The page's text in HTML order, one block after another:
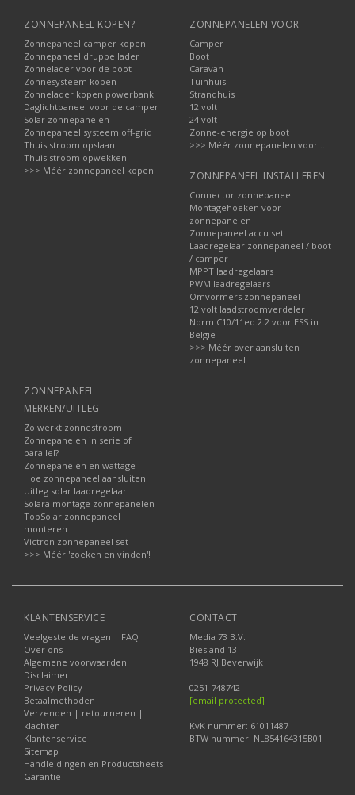
ZONNEPANEEL KOPEN?
Zonnepaneel camper kopen
Zonnepaneel druppellader
Zonnelader voor de boot
Zonnesysteem kopen
Zonnelader kopen powerbank
Daglichtpaneel voor de camper
Solar zonnepanelen
Zonnepaneel systeem off-grid
Thuis stroom opslaan
Thuis stroom opwekken
>>> Méér zonnepaneel kopen
ZONNEPANELEN VOOR
Camper
Boot
Caravan
Tuinhuis
Strandhuis
12 volt
24 volt
Zonne-energie op boot
>>> Méér zonnepanelen voor...
ZONNEPANEEL INSTALLEREN
Connector zonnepaneel
Montagehoeken voor
zonnepanelen
Zonnepaneel accu set
Laadregelaar zonnepaneel / boot
/ camper
MPPT laadregelaars
PWM laadregelaars
Omvormers zonnepaneel
12 volt laadstroomverdeler
Norm C10/11ed.2.2 voor ESS in
België
>>> Méér over aansluiten
zonnepaneel
ZONNEPANEEL
MERKEN/UITLEG
Zo werkt zonnestroom
Zonnepanelen in serie of
parallel?
Zonnepanelen en wattage
Hoe zonnepaneel aansluiten
Uitleg solar laadregelaar
Solara montage zonnepanelen
TopSolar zonnepaneel
monteren
Victron zonnepaneel set
>>> Méér 'zoeken en vinden'!
KLANTENSERVICE
Veelgestelde vragen | FAQ
Over ons
Algemene voorwaarden
Disclaimer
Privacy Policy
Betaalmethoden
Verzenden | retourneren |
klachten
Klantenservice
Sitemap
Handleidingen en Productsheets
Garantie
CONTACT
Media 73 B.V.
Biesland 13
1948 RJ Beverwijk
0251-748742
[email protected]
KvK nummer: 61011487
BTW nummer: NL854164315B01